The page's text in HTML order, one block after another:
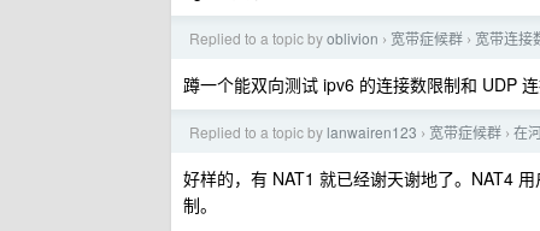
Replied to a topic byoblivion › 宽带症候群 › 宽带连接
蹲一个能双向测试 ipv6 的连接数限制和 UDP
Replied to a topic by lanwairen123 › 宽带症候群 › 在
好样的，有 NAT1 就已经谢天谢地了。NAT4
制。